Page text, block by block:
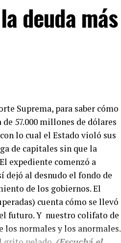
deuda más
Suprema, para saber cómo
57.000 millones de dólares
lo cual el Estado violó sus
de capitales sin que la
expediente comenzó a
dejó al desnudo el fondo de
de los gobiernos. El
cuenta cómo se llevó
futuro. Y nuestro colifato de
los normales y los anormales.